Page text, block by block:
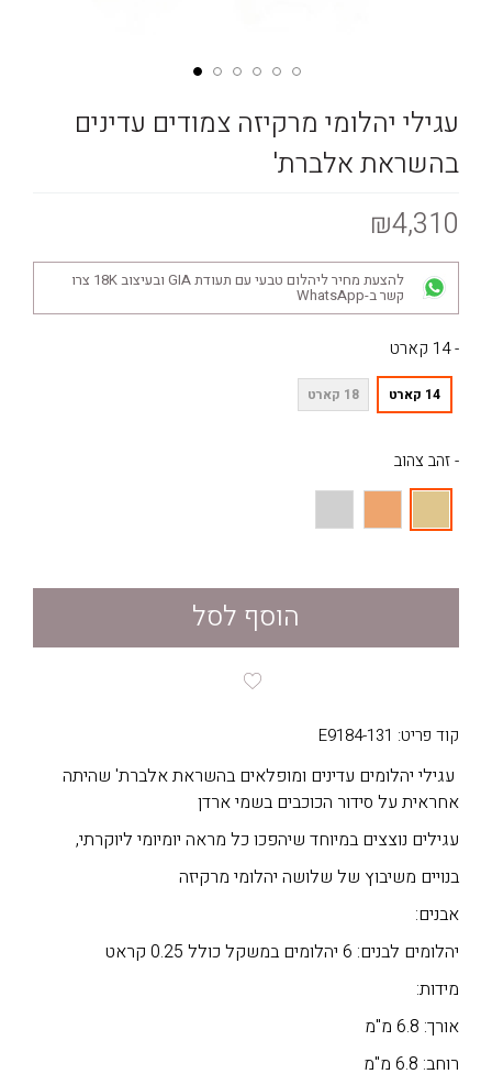
עגילי יהלומי מרקיזה צמודים עדינים
בהשראת אלברת'
₪4,310
להצעת מחיר ליהלום טבעי עם תעודת GIA ובעיצוב 18K צרו
קשר ב-WhatsApp
- 14 קארט
14 קארט 18 קארט
- זהב צהוב
הוסף לסל
קוד פריט: E9184-131
עגילי יהלומים עדינים ומופלאים בהשראת אלברת' שהיתה
אחראית על סידור הכוכבים בשמי ארדן
עגילים נוצצים במיוחד שיהפכו כל מראה יומיומי ליוקרתי,
בנויים משיבוץ של שלושה יהלומי מרקיזה
אבנים:
יהלומים לבנים: 6 יהלומים במשקל כולל 0.25 קראט
מידות:
אורך: 6.8 מ"מ
רוחב: 6.8 מ"מ